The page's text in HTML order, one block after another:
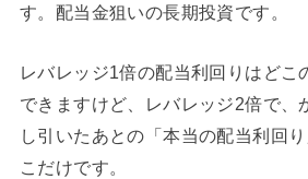
す。配当金狙いの長期投資です。
レバレッジ1倍の配当利回りはどこ
できますけど、レバレッジ2倍で、
し引いたあとの「本当の配当利回
こだけです。